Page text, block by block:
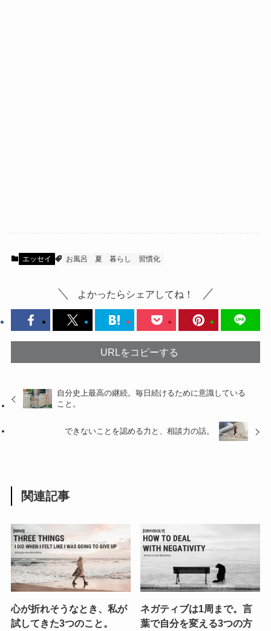
エッセイ お風呂 夏 暮らし 習慣化
よかったらシェアしてね！
URLをコピーする
自分史上最高の継続。毎日続けるために意識している
こと。
できないことを認める力と、相談力の話。
関連記事
心が折れそうなとき、私が
試してきた3つのこと。
ネガティブは1周まで。言
葉で自分を変える3つの方